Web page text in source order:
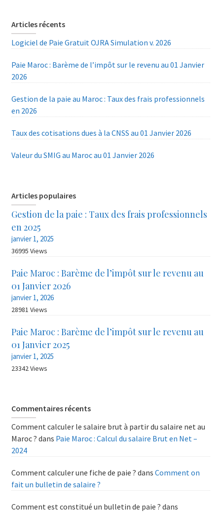
Articles récents
Logiciel de Paie Gratuit OJRA Simulation v. 2026
Paie Maroc : Barème de l’impôt sur le revenu au 01 Janvier
2026
Gestion de la paie au Maroc : Taux des frais professionnels
en 2026
Taux des cotisations dues à la CNSS au 01 Janvier 2026
Valeur du SMIG au Maroc au 01 Janvier 2026
Articles populaires
Gestion de la paie : Taux des frais professionnels
en 2025
janvier 1, 2025
36995 Views
Paie Maroc : Barème de l’impôt sur le revenu au
01 Janvier 2026
janvier 1, 2026
28981 Views
Paie Maroc : Barème de l’impôt sur le revenu au
01 Janvier 2025
janvier 1, 2025
23342 Views
Commentaires récents
Comment calculer le salaire brut à partir du salaire net au
Maroc ? dans Paie Maroc : Calcul du salaire Brut en Net –
2024
Comment calculer une fiche de paie ? dans Comment on
fait un bulletin de salaire ?
Comment est constitué un bulletin de paie ? dans